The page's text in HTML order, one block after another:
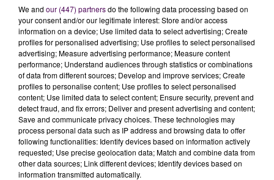
Dans un protocole d’accord signé en 2014 par les élus
du Mans et les responsables du groupe Vinci,
constructeur et concessionnaire du stade, le montant
de l’indemnité compensatrice pour pallier l’absence
de club résident au sein du MMArena avait été estimé
à 2 millions 867 000 euros par an.
We and our (447) partnersdo the following data processing based on
your consent and/or our legitimate interest: Store and/or access
information on a device; Use limited data to select advertising; Create
profiles for personalised advertising; Use profiles to select personalised
advertising; Measure advertising performance; Measure content
performance; Understand audiences through statistics or combinations
of data from different sources; Develop and improve services; Create
profiles to personalise content; Use profiles to select personalised
content; Use limited data to select content; Ensure security, prevent and
detect fraud, and fix errors; Deliver and present advertising and content;
Save and communicate privacy choices. These technologies may
process personal data such as IP address and browsing data to offer
following functionalities: Identify devices based on information actively
requested; Use precise geolocation data; Match and combine data from
other data sources; Link different devices; Identify devices based on
information transmitted automatically.